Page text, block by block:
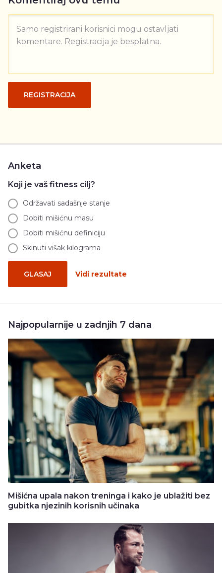
Samo registrirani korisnici mogu ostavljati
komentare. Registracija je besplatna.
REGISTRACIJA
Anketa
Koji je vaš fitness cilj?
Održavati sadašnje stanje
Dobiti mišićnu masu
Dobiti mišićnu definiciju
Skinuti višak kilograma
GLASAJ Vidi rezultate
Najpopularnije u zadnjih 7 dana
Mišićna upala nakon treninga i kako je ublažiti bez
gubitka njezinih korisnih učinaka